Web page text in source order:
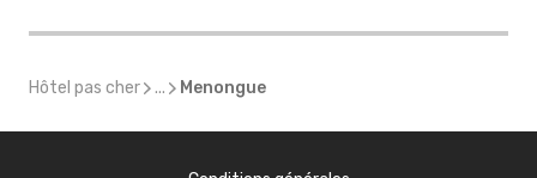
Hôtel pas cher ... Menongue